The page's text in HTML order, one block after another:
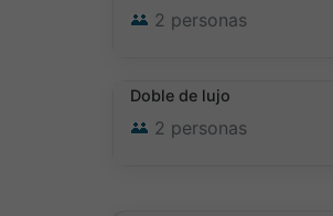
2 personas
Doble de lujo
2 personas